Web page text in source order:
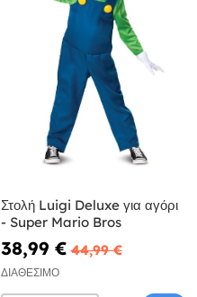
Στολή Luigi Deluxe για αγόρι
- Super Mario Bros
38,99 € 44,99 €
ΔΙΑΘΈΣΙΜΟ